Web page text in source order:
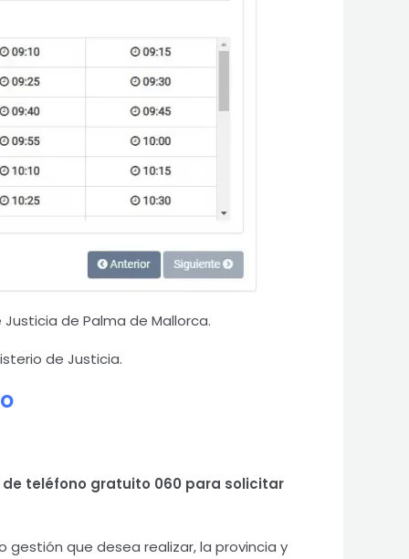
de Palma de Mallorca.
de Justicia.
de teléfono gratuito 060 para solicitar
que desea realizar, la provincia y